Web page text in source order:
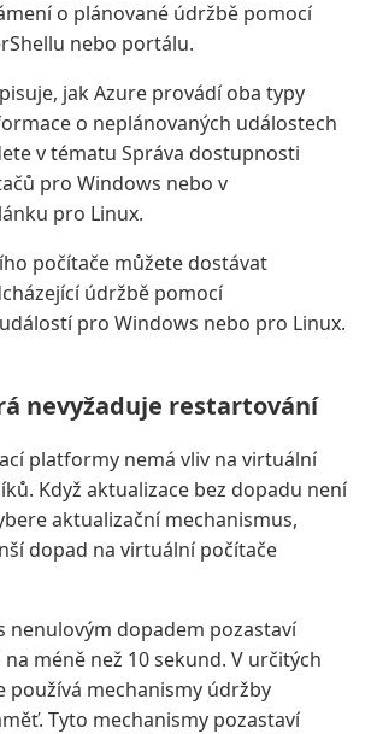
o plánované údržbě pomocí
nebo portálu.
jak Azure provádí oba typy
o neplánovaných událostech
v tématu Správa dostupnosti
pro Windows nebo v
pro Linux.
počítače můžete dostávat
údržbě pomocí
pro Windows nebo pro Linux.
nevyžaduje restartování
platformy nemá vliv na virtuální
Když aktualizace bez dopadu není
aktualizační mechanismus,
dopad na virtuální počítače
nenulovým dopadem pozastaví
méně než 10 sekund. V určitých
používá mechanismy údržby
Tyto mechanismy pozastaví